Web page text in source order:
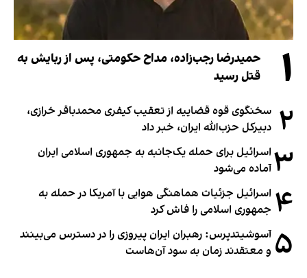
۱
حمیدرضا رجب‌زاده، مداح حکومتی، پس از ربایش به
قتل رسید
۲ سخنگوی قوه قضاییه از تعقیب کیفری محمدباقر خرازی،
دبیر‌کل حزب‌الله ایران، خبر داد
۳ اسرائیل برای حمله یک‌جانبه به جمهوری اسلامی ایران
آماده می‌شود
۴ اسرائیل جزئیات هماهنگی هوایی با آمریکا در حمله به
جمهوری اسلامی را فاش کرد
۵ آسوشیتدپرس: رهبران ایران پیروزی را در دسترس می‌بینند
و معتقدند زمان به سود آن‌هاست